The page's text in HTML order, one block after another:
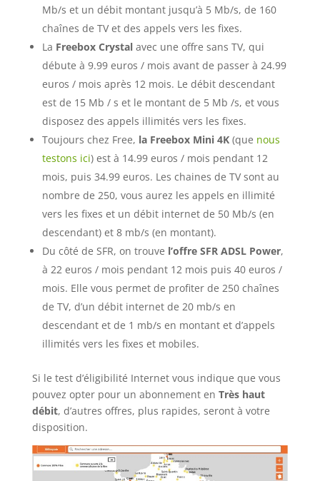
Mb/s et un débit montant jusqu’à 5 Mb/s, de 160
chaînes de TV et des appels vers les fixes.
La Freebox Crystalavec une offre sans TV, qui
débute à 9.99 euros / mois avant de passer à 24.99
euros / mois après 12 mois. Le débit descendant
est de 15 Mb / s et le montant de 5 Mb /s, et vous
disposez des appels illimités vers les fixes.
Toujours chez Free, la Freebox Mini 4K(que nous
testons ici) est à 14.99 euros / mois pendant 12
mois, puis 34.99 euros. Les chaines de TV sont au
nombre de 250, vous aurez les appels en illimité
vers les fixes et un débit internet de 50 Mb/s (en
descendant) et 8 mb/s (en montant).
Du côté de SFR, on trouve l’offre SFR ADSL Power,
à 22 euros / mois pendant 12 mois puis 40 euros /
mois. Elle vous permet de profiter de 250 chaînes
de TV, d’un débit internet de 20 mb/s en
descendant et de 1 mb/s en montant et d’appels
illimités vers les fixes et mobiles.
Si le test d’éligibilité Internet vous indique que vous
pouvez opter pour un abonnement en Très haut
débit, d’autres offres, plus rapides, seront à votre
disposition.